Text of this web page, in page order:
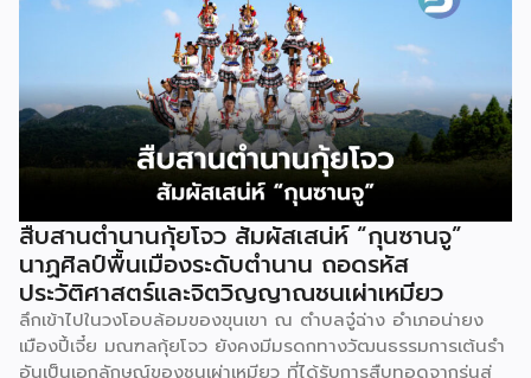
สืบสานตำนานกุ้ยโจว สัมผัสเสน่ห์ “กุนซานจู”
นาฏศิลป์พื้นเมืองระดับตำนาน ถอดรหัส
ประวัติศาสตร์และจิตวิญญาณชนเผ่าเหมียว
ลึกเข้าไปในวงโอบล้อมของขุนเขา ณ ตำบลจู๋ฉ่าง อำเภอน่ายง
เมืองปี้เจี๋ย มณฑลกุ้ยโจว ยังคงมีมรดกทางวัฒนธรรมการเต้นรำ
อันเป็นเอกลักษณ์ของชนเผ่าเหมียว ที่ได้รับการสืบทอดจากรุ่นสู่